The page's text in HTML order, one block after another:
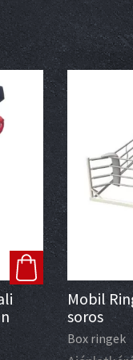
Mobil
soros
Box ringek